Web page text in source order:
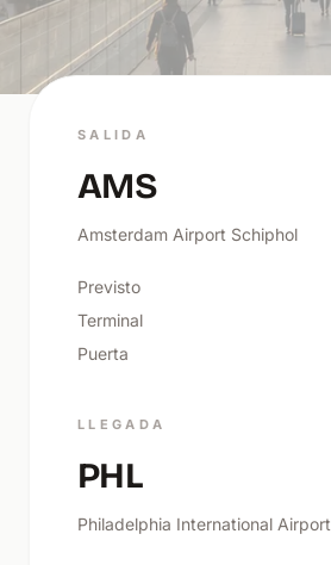
SALIDA
AMS
Amsterdam Airport Schiphol
Previsto
Terminal
Puerta
LLEGADA
PHL
Philadelphia International Airport